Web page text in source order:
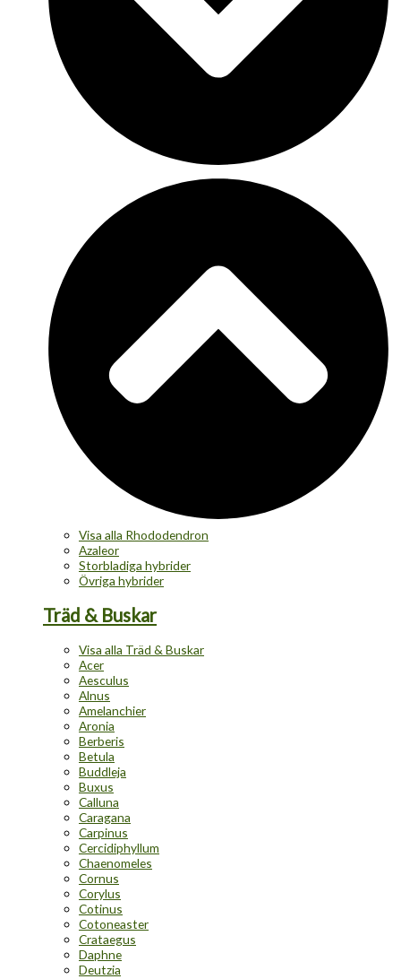
Visa alla Rhododendron
Azaleor
Storbladiga hybrider
Övriga hybrider
Träd & Buskar
Visa alla Träd & Buskar
Acer
Aesculus
Alnus
Amelanchier
Aronia
Berberis
Betula
Buddleja
Buxus
Calluna
Caragana
Carpinus
Cercidiphyllum
Chaenomeles
Cornus
Corylus
Cotinus
Cotoneaster
Crataegus
Daphne
Deutzia